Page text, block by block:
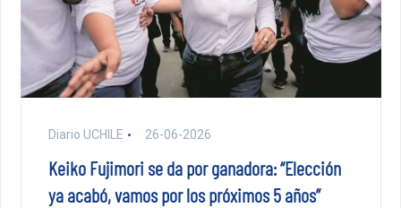
Diario UCHILE 26-06-2026
Keiko Fujimori se da por ganadora: “Elección
ya acabó, vamos por los próximos 5 años”